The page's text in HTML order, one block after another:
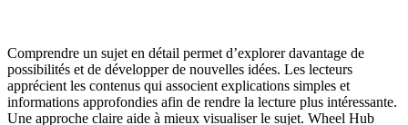
Comprendre un sujet en détail permet d’explorer davantage de
possibilités et de développer de nouvelles idées. Les lecteurs
apprécient les contenus qui associent explications simples et
informations approfondies afin de rendre la lecture plus intéressante.
Une approche claire aide à mieux visualiser le sujet. Wheel Hub